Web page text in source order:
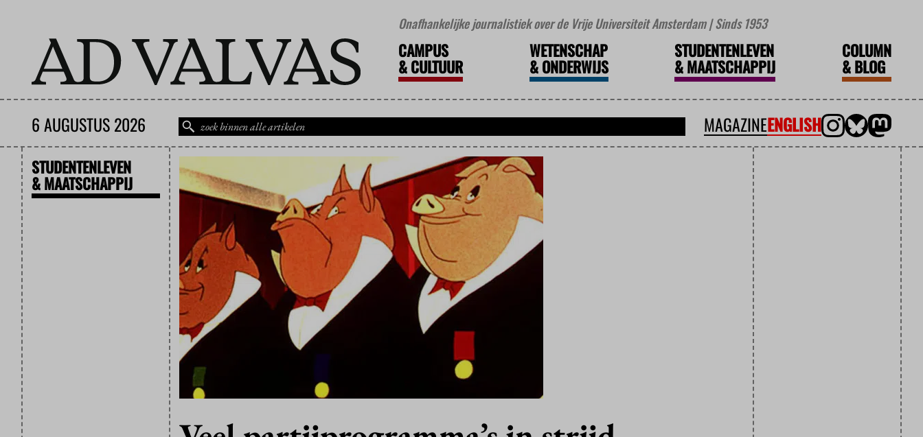
Onafhankelijke journalistiek over de Vrije Universiteit Amsterdam | Sinds 1953
CAMPUS
&CULTUUR
WETENSCHAP
&ONDERWIJS
STUDENTENLEVEN
&MAATSCHAPPIJ
COLUMN
&BLOG
6 AUGUSTUS 2026 MAGAZINEENGLISH
STUDENTENLEVEN
& MAATSCHAPPIJ